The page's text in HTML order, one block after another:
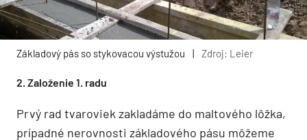
Základový pás so stykovacou výstužou | Zdroj: Leier
2. Založenie 1. radu
Prvý rad tvaroviek zakladáme do maltového lôžka,
prípadné nerovnosti základového pásu môžeme